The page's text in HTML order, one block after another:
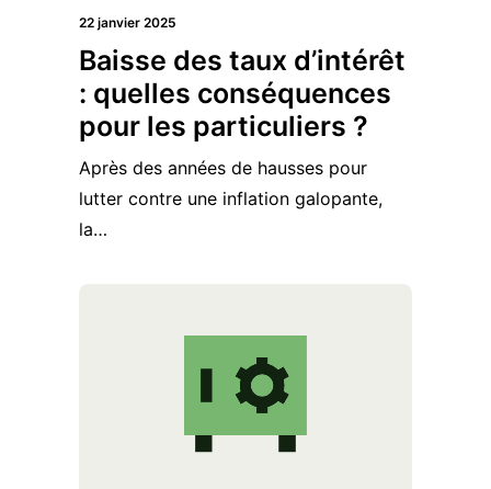
22 janvier 2025
Baisse des taux d’intérêt
: quelles conséquences
pour les particuliers ?
Après des années de hausses pour
lutter contre une inflation galopante,
la…